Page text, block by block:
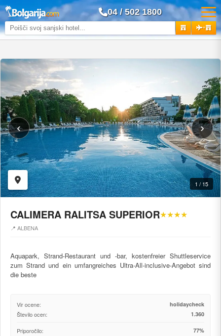
04 / 502 1800
+
‹ ›
1 / 15
CALIMERA RALITSA SUPERIOR★★★★
📍 ALBENA
Aquapark, Strand-Restaurant und -bar, kostenfreier Shuttleservice
zum Strand und ein umfangreiches Ultra-All-inclusive-Angebot sind
die beste
Vir ocene: holidaycheck
Število ocen: 1.360
Priporočilo: 77%